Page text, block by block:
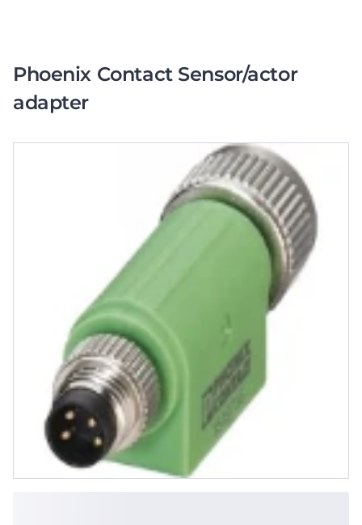
Phoenix Contact Sensor/actor
adapter